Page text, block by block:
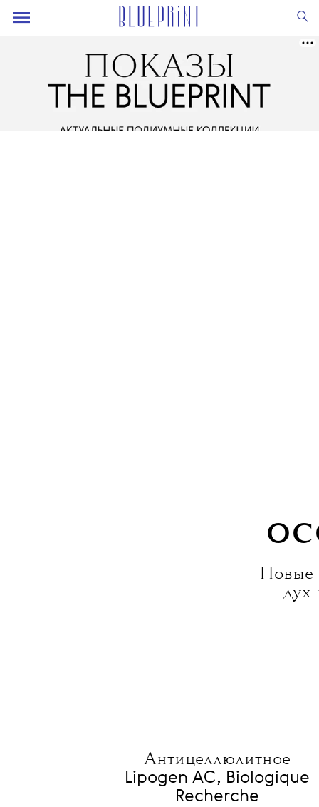
Новые
дух
Антицеллюлитное
Lipogen AC, Biologique
Recherche